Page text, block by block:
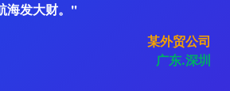
海发大财。"
某外贸公司
广东.深圳